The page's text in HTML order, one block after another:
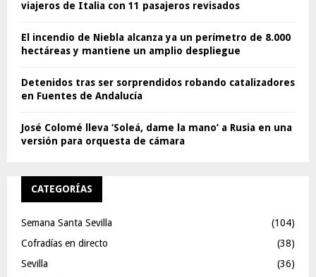
viajeros de Italia con 11 pasajeros revisados
El incendio de Niebla alcanza ya un perímetro de 8.000
hectáreas y mantiene un amplio despliegue
Detenidos tras ser sorprendidos robando catalizadores
en Fuentes de Andalucía
José Colomé lleva ‘Soleá, dame la mano’ a Rusia en una
versión para orquesta de cámara
CATEGORÍAS
Semana Santa Sevilla
(104)
Cofradías en directo
(38)
Sevilla
(36)